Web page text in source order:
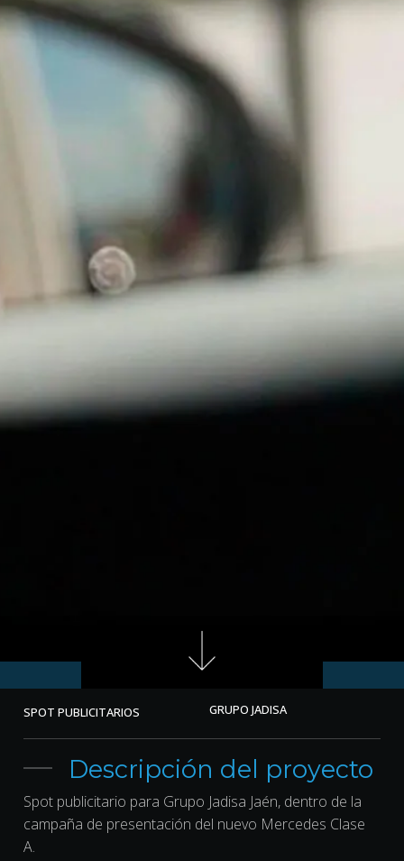
SPOT PUBLICITARIOS GRUPO JADISA
Descripción del proyecto
Spot publicitario para Grupo Jadisa Jaén, dentro de la
campaña de presentación del nuevo Mercedes Clase
A.